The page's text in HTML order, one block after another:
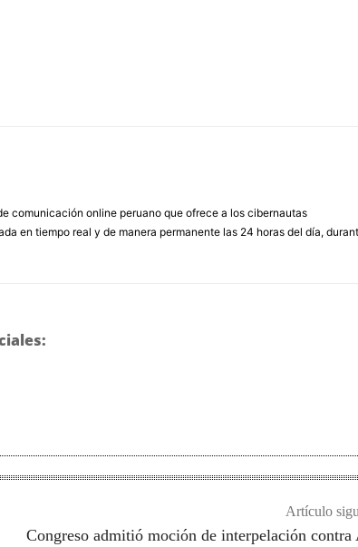
comunicación online peruano que ofrece a los cibernautas
en tiempo real y de manera permanente las 24 horas del día,
Artículo
Congreso admitió moción de interpelación contra